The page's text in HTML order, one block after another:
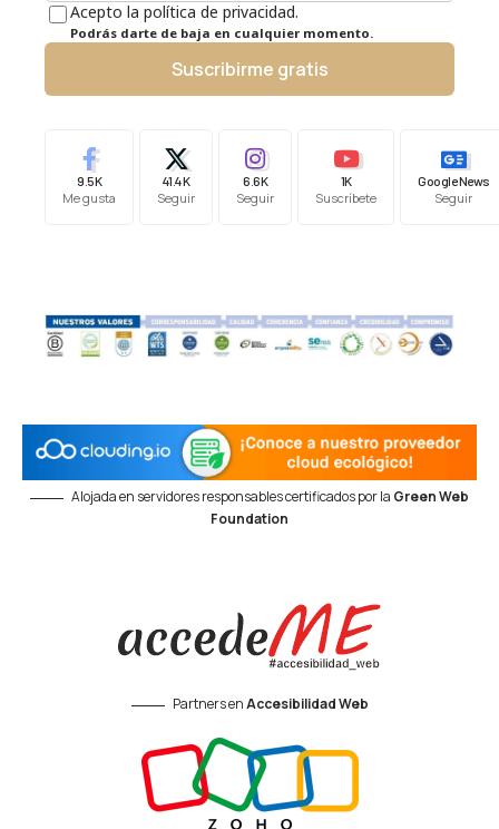
Acepto la política de privacidad.
Podrás darte de baja en cualquier momento.
Suscribirme gratis
9.5K
Me gusta
41.4K
Seguir
6.6K
Seguir
1K
Suscríbete
Google News
Seguir
Alojada en servidores responsables certificados por la Green Web
Foundation
Partners enAccesibilidad Web